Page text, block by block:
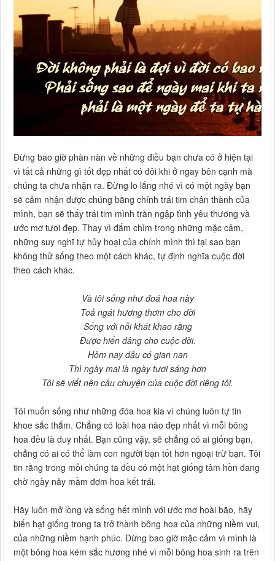
Đừng bao giờ phàn nàn về những điều bạn chưa có ở hiện tại
vì tất cả những gì tốt đẹp nhất có đôi khi ở ngay bên cạnh mà
chúng ta chưa nhận ra. Đừng lo lắng nhé vì có một ngày bạn
sẽ cảm nhận được chúng bằng chính trái tim chân thành của
mình, bạn sẽ thấy trái tim mình tràn ngập tình yêu thương và
ước mơ tươi đẹp. Thay vì đắm chìm trong những mặc cảm,
những suy nghĩ tự hủy hoại của chính mình thì tại sao bạn
không thử sống theo một cách khác, tự định nghĩa cuộc đời
theo cách khác.
Và tôi sống như đoá hoa này
Toả ngát hương thơm cho đời
Sống với nỗi khát khao rằng
Được hiến dâng cho cuộc đời.
Hôm nay dẫu có gian nan
Thì ngày mai là ngày tươi sáng hơn
Tôi sẽ viết nên câu chuyện của cuộc đời riêng tôi.
Tôi muốn sống như những đóa hoa kia vì chúng luôn tự tin
khoe sắc thắm. Chẳng có loài hoa nào đẹp nhất vì mỗi bông
hoa đều là duy nhất. Bạn cũng vậy, sẽ chẳng có ai giống bạn,
chẳng có ai có thể làm con người bạn tốt hơn ngoại trừ bạn. Tôi
tin rằng trong mỗi chúng ta đều có một hạt giống tâm hồn đang
chờ ngày nảy mầm đơm hoa kết trái.
Hãy luôn mở lòng và sống hết mình với ước mơ hoài bão, hãy
biến hạt giống trong ta trở thành bông hoa của những niềm vui,
của những niềm hạnh phúc. Đừng bao giờ mặc cảm vì mình là
một bông hoa kém sắc hương nhé vì mỗi bông hoa sinh ra trên